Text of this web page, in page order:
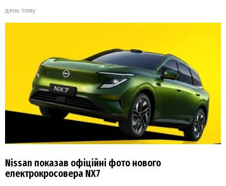
день тому
Nissan показав офіційні фото нового
електрокросовера NX7